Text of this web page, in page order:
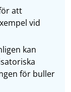
att
vid
kan
för buller